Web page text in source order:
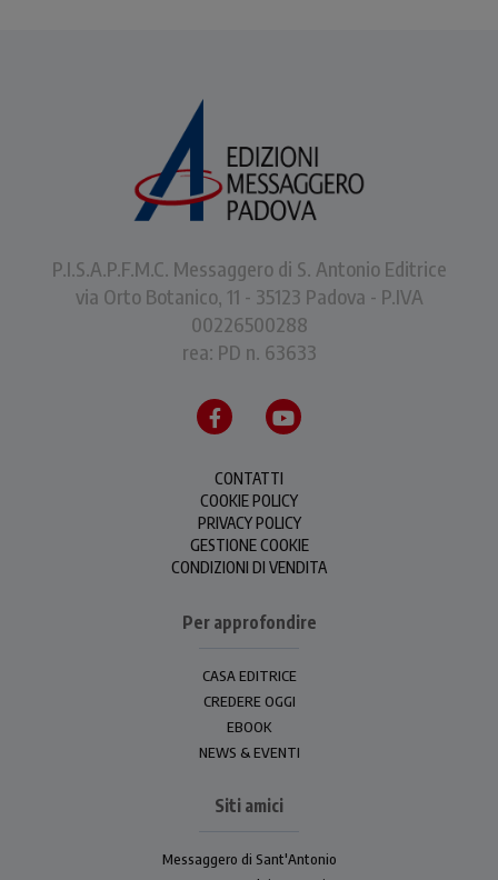
P.I.S.A.P.F.M.C. Messaggero di S. Antonio Editrice
via Orto Botanico, 11 - 35123 Padova - P.IVA
00226500288
rea: PD n. 63633
CONTATTI
COOKIE POLICY
PRIVACY POLICY
GESTIONE COOKIE
CONDIZIONI DI VENDITA
Per approfondire
CASA EDITRICE
CREDERE OGGI
EBOOK
NEWS & EVENTI
Siti amici
Messaggero di Sant'Antonio